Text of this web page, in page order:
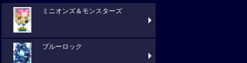
ミニオンズ＆モンスターズ
ブルーロック